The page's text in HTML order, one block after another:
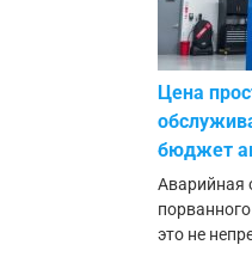
Цена
бюджет
Аварийная
это не